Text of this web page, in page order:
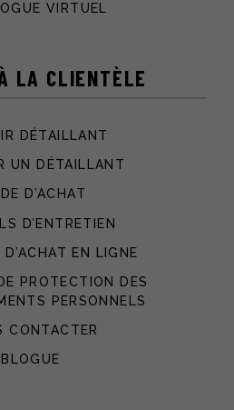
VIRTUEL
LA CLIENTÈLE
DÉTAILLANT
UN DÉTAILLANT
D’ACHAT
D’ENTRETIEN
EN LIGNE
PROTECTION DES
PERSONNELS
CONTACTER
BLOGUE